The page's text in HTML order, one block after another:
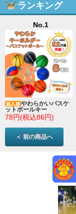
ランキング
No.1
やわらかいバスケ
ットボールキー
78円(税込86円)
＜ 前の商品へ